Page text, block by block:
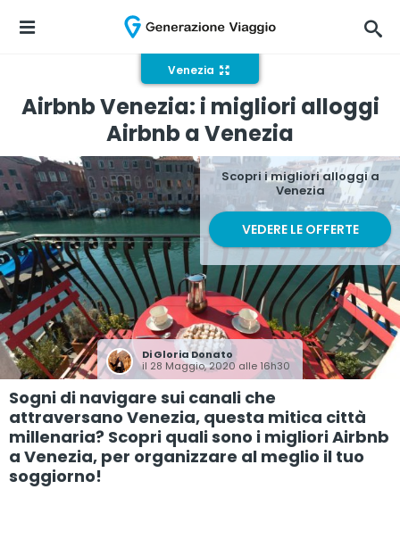
Venezia
Airbnb Venezia: i migliori alloggi
Airbnb a Venezia
DiGloria Donato
il 28 Maggio, 2020 alle 16h30
Scopri i migliori alloggi a
Venezia
VEDERE LE OFFERTE
Sogni di navigare sui canali che
attraversano Venezia, questa mitica città
millenaria? Scopri quali sono i migliori Airbnb
a Venezia, per organizzare al meglio il tuo
soggiorno!